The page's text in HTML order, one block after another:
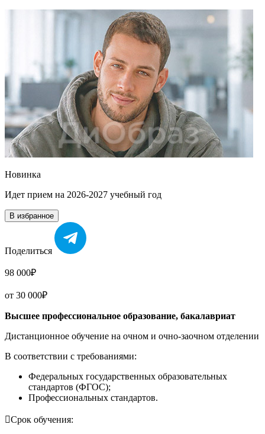
Новинка
Идет прием на 2026-2027 учебный год
В избранное
Поделиться
98 000₽
от 30 000₽
Высшее профессиональное образование, бакалавриат
Дистанционное обучение на очном и очно-заочном отделении
В соответствии с требованиями:
Федеральных государственных образовательных
стандартов (ФГОС);
Профессиональных стандартов.
Срок обучения: